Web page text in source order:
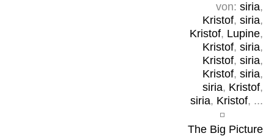
von: siria,
Kristof, siria,
Kristof, Lupine,
Kristof, siria,
Kristof, siria,
Kristof, siria,
siria, Kristof,
siria, Kristof, ...
The Big Picture